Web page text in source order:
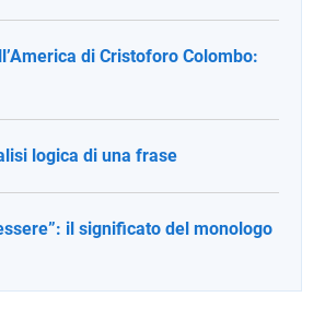
di Cristoforo Colombo:
logica di una frase
il significato del monologo